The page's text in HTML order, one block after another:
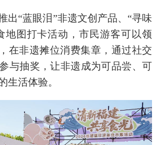
出“蓝眼泪”非遗文创产品、“寻味
地图打卡活动，市民游客可以领
在非遗摊位消费集章，通过社交
与抽奖，让非遗成为可品尝、可
生活体验。